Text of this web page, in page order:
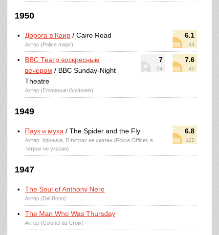
1950
6.1
44
Дорога в Каир / Cairo Road
Актер (Police major)
7
24
7.6
42
BBC Театр воскресным
вечером / BBC Sunday-Night
Theatre
Актер (Emmanuel Goldstein)
1949
6.8
122
Паук и муха / The Spider and the Fly
Актер: Хроника, В титрах не указан (Police Officer, в
титрах не указан)
1947
The Soul of Anthony Nero
Актер (Del Bono)
The Man Who Was Thursday
Актер (Colonel du Croix)